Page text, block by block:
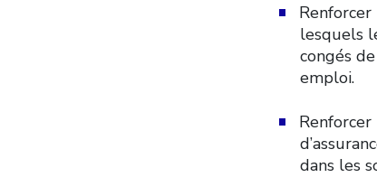
lesquels
congés
emploi.
dans les